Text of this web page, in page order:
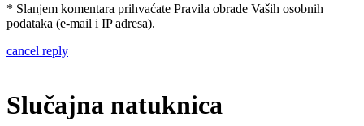
* Slanjem komentara prihvaćate Pravila obrade Vaših osobnih
podataka (e-mail i IP adresa).
cancel reply
Slučajna natuknica